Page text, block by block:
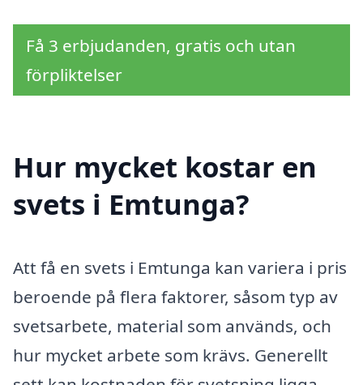
Få 3 erbjudanden, gratis och utan
förpliktelser
Hur mycket kostar en
svets i Emtunga?
Att få en svets i Emtunga kan variera i pris
beroende på flera faktorer, såsom typ av
svetsarbete, material som används, och
hur mycket arbete som krävs. Generellt